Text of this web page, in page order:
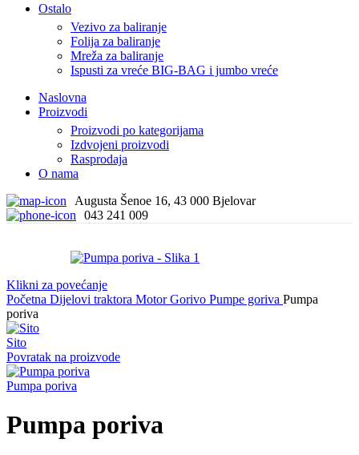
Ostalo
Vezivo za baliranje
Folija za baliranje
Mreža za baliranje
Ispusti za vreće BIG-BAG i jumbo vreće
Naslovna
Proizvodi
Proizvodi po kategorijama
Izdvojeni proizvodi
Rasprodaja
O nama
Augusta Šenoe 16, 43 000 Bjelovar
043 241 009
Klikni za povećanje
Početna Dijelovi traktora MotorGorivo Pumpe goriva Pumpa
poriva
Sito
Povratak na proizvode
Pumpa poriva
Pumpa poriva